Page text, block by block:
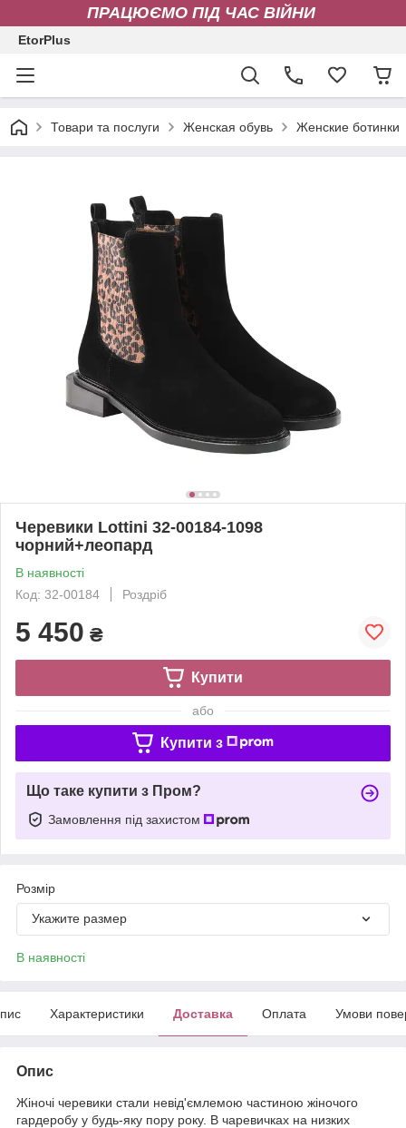
ПРАЦЮЄМО ПІД ЧАС ВІЙНИ
EtorPlus
Товари та послуги Женская обувь Женские ботинки
Черевики Lottini 32-00184-1098
чорний+леопард
В наявності
Код: 32-00184
Роздріб
5 450 ₴
Купити
або
Купити з
Що таке купити з Пром?
Замовлення під захистом
Розмір
Укажите размер
В наявності
Характеристики Доставка Оплата Умови
Опис
Жіночі черевики стали невід'ємлемою частиною жіночого
гардеробу у будь-яку пору року. В чаревичках на низких